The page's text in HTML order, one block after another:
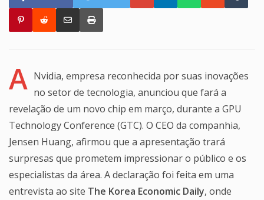
A Nvidia, empresa reconhecida por suas inovações
no setor de tecnologia, anunciou que fará a
revelação de um novo chip em março, durante a GPU
Technology Conference (GTC). O CEO da companhia,
Jensen Huang, afirmou que a apresentação trará
surpresas que prometem impressionar o público e os
especialistas da área. A declaração foi feita em uma
entrevista ao site The Korea Economic Daily, onde